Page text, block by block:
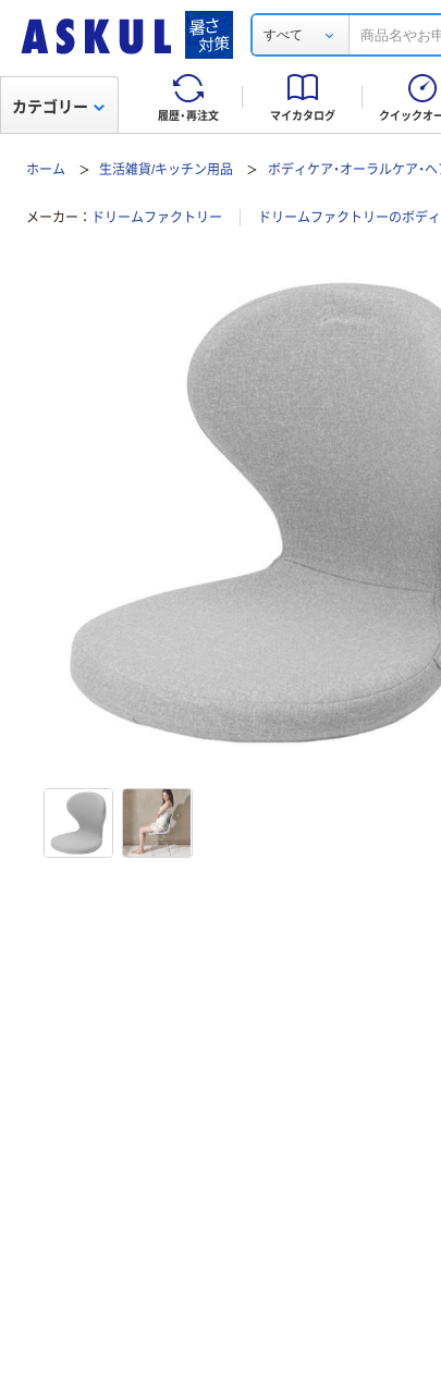
すべて
履歴・再注文 マイカタログ クイックオ
カテゴリー
ホーム 生活雑貨/キッチン用品 ボディケア・オーラルケア・
メーカー ドリームファクトリー ドリームファクトリーのボデ